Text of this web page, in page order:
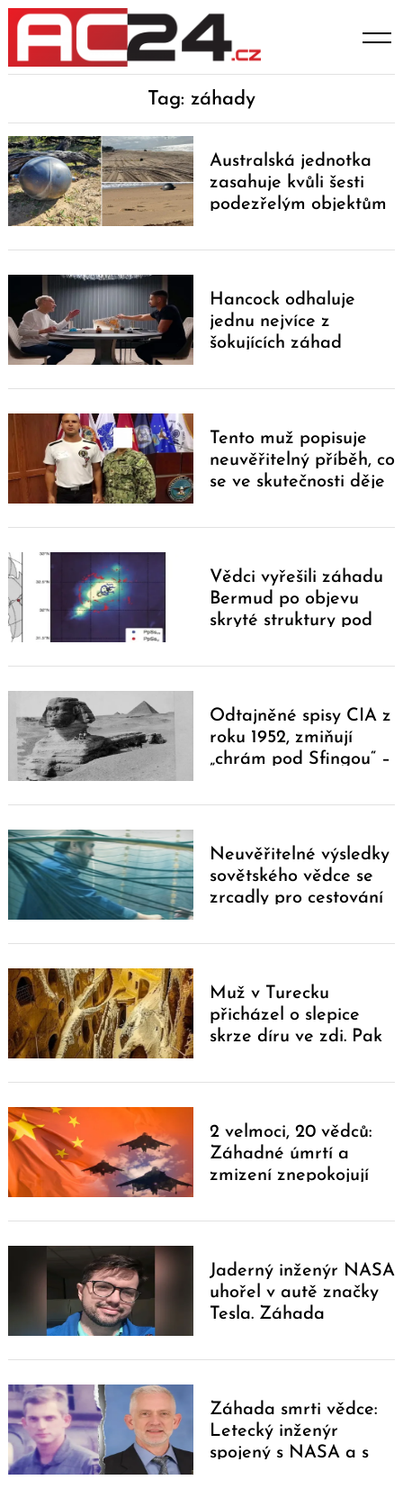
Skip
content
Tag: záhady
Australská jednotka
zasahuje kvůli šesti
podezřelým objektům
Hancock odhaluje
jednu nejvíce z
šokujících záhad
Tento muž popisuje
neuvěřitelný příběh, co
se ve skutečnosti děje
Vědci vyřešili záhadu
Bermud po objevu
skryté struktury pod
Odtajněné spisy CIA z
roku 1952, zmiňují
„chrám pod Sfingou“ –
knihovna?
Neuvěřitelné výsledky
sovětského vědce se
zrcadly pro cestování
Muž v Turecku
přicházel o slepice
skrze díru ve zdi. Pak
2 velmoci, 20 vědců:
Záhadné úmrtí a
zmizení znepokojují
Jaderný inženýr NASA
uhořel v autě značky
Tesla. Záhada
prohlubuje
Záhada smrti vědce:
Letecký inženýr
spojený s NASA a s
Search
for: